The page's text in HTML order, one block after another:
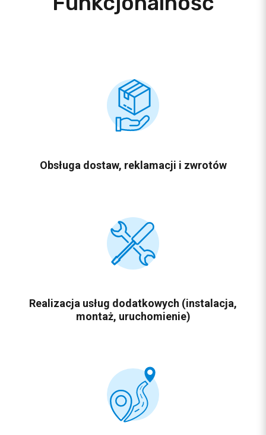
Obsługa dostaw, reklamacji i zwrotów
Realizacja usług dodatkowych (instalacja,
montaż, uruchomienie)